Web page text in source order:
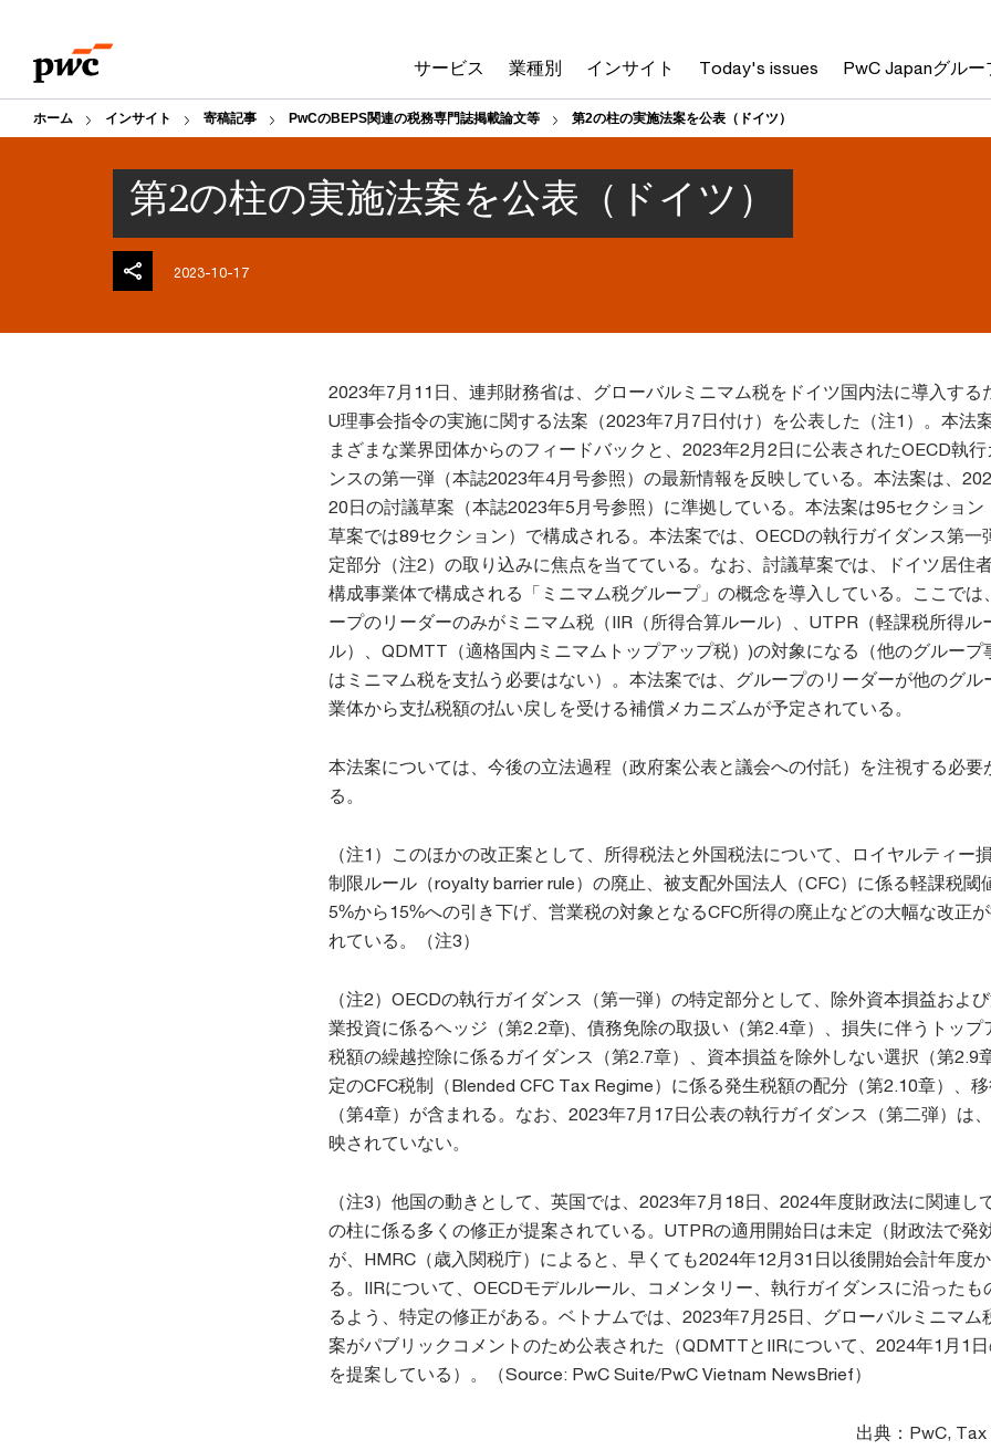
content
footer
サービス 業種別 インサイト Today's issues PwC Japanグルー
ホーム インサイト 寄稿記事 PwCのBEPS関連の税務専門誌掲載論文等 第2の柱の実施法案を公表（ドイツ）
第2の柱の実施法案を公表（ドイツ）
2023-10-17
2023年7月11日、連邦財務省は、グローバルミニマム税をドイツ国内法に導入する
U理事会指令の実施に関する法案（2023年7月7日付け）を公表した（注1）。本法
まざまな業界団体からのフィードバックと、2023年2月2日に公表されたOECD執
ンスの第一弾（本誌2023年4月号参照）の最新情報を反映している。本法案は、
20日の討議草案（本誌2023年5月号参照）に準拠している。本法案は95セクション
草案では89セクション）で構成される。本法案では、OECDの執行ガイダンス第一
定部分（注2）の取り込みに焦点を当てている。なお、討議草案では、ドイツ居住
構成事業体で構成される「ミニマム税グループ」の概念を導入している。ここでは
ープのリーダーのみがミニマム税（IIR（所得合算ルール）、UTPR（軽課税所得ル
ル）、QDMTT（適格国内ミニマムトップアップ税）)の対象になる（他のグループ
はミニマム税を支払う必要はない）。本法案では、グループのリーダーが他のグル
業体から支払税額の払い戻しを受ける補償メカニズムが予定されている。
本法案については、今後の立法過程（政府案公表と議会への付託）を注視する必要
る。
（注1）このほかの改正案として、所得税法と外国税法について、ロイヤルティー
制限ルール（royalty barrier rule）の廃止、被支配外国法人（CFC）に係る軽課税閾
5%から15%への引き下げ、営業税の対象となるCFC所得の廃止などの大幅な改正
れている。（注3）
（注2）OECDの執行ガイダンス（第一弾）の特定部分として、除外資本損益およ
業投資に係るヘッジ（第2.2章)、債務免除の取扱い（第2.4章）、損失に伴うトップ
税額の繰越控除に係るガイダンス（第2.7章）、資本損益を除外しない選択（第2.9
定のCFC税制（Blended CFC Tax Regime）に係る発生税額の配分（第2.10章）、
（第4章）が含まれる。なお、2023年7月17日公表の執行ガイダンス（第二弾）は
映されていない。
（注3）他国の動きとして、英国では、2023年7月18日、2024年度財政法に関連し
の柱に係る多くの修正が提案されている。UTPRの適用開始日は未定（財政法で発
が、HMRC（歳入関税庁）によると、早くても2024年12月31日以後開始会計年度
る。IIRについて、OECDモデルルール、コメンタリー、執行ガイダンスに沿ったも
るよう、特定の修正がある。ベトナムでは、2023年7月25日、グローバルミニマム
案がパブリックコメントのため公表された（QDMTTとIIRについて、2024年1月1
を提案している）。（Source: PwC Suite/PwC Vietnam NewsBrief）
出典：PwC, Tax